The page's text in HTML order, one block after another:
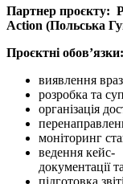
Партнер проєкту:
Action (Польська
Проєктні обов’язки:
виявлення
розробка та
організація
моніторинг
ведення кейс-
документації
підготовка